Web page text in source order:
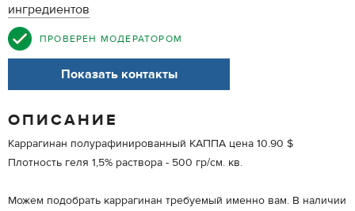
ингредиентов
ПРОВЕРЕН МОДЕРАТОРОМ
Показать контакты
ОПИСАНИЕ
Каррагинан полурафинированный КАППА цена 10.90 $
Плотность геля 1,5% раствора - 500 гр/см. кв.
Можем подобрать каррагинан требуемый именно вам. В наличии